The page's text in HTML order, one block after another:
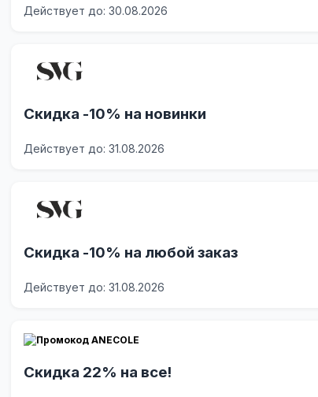
Действует до: 30.08.2026
Скидка -10% на новинки
Действует до: 31.08.2026
Скидка -10% на любой заказ
Действует до: 31.08.2026
Скидка 22% на все!